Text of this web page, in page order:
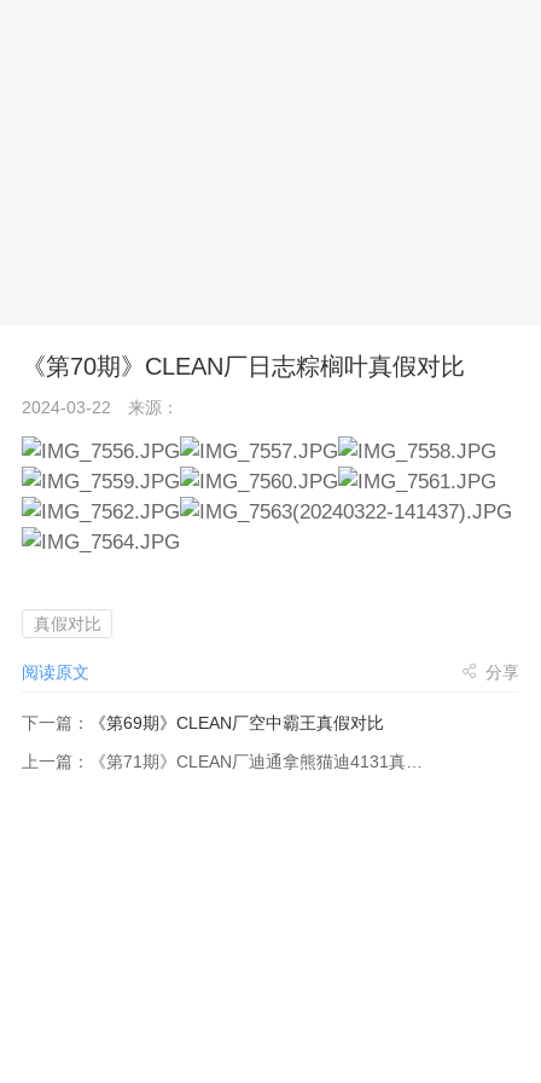
《第70期》CLEAN厂日志粽榈叶真假对比
2024-03-22 来源：
真假对比
阅读原文 分享
下一篇：
《第69期》CLEAN厂空中霸王真假对比
上一篇：
《第71期》CLEAN厂迪通拿熊猫迪4131真假对比